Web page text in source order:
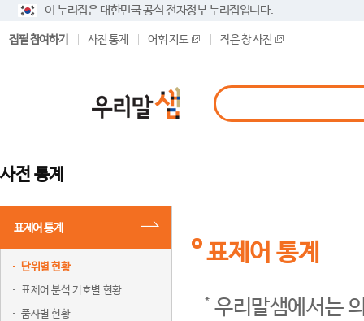
이 누리집은 대한민국 공식 전자정부 누리집입니다.
집필 참여하기 사전 통계 어휘 지도 작은 창 사전
사전 통계
표제어 통계
단위별 현황
표제어 분석 기호별 현황
품사별 현황
표제어 통계
우리말샘에서는